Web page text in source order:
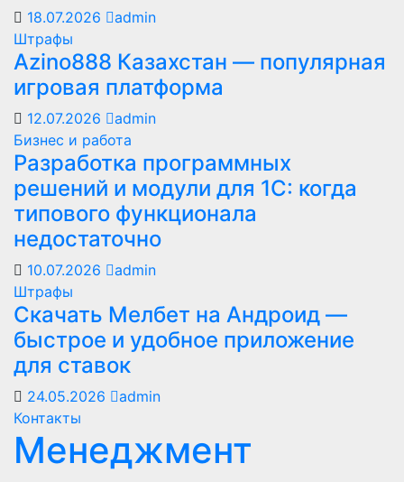
18.07.2026
admin
Штрафы
Azino888 Казахстан — популярная
игровая платформа
12.07.2026
admin
Бизнес и работа
Разработка программных
решений и модули для 1С: когда
типового функционала
недостаточно
10.07.2026
admin
Штрафы
Скачать Мелбет на Андроид —
быстрое и удобное приложение
для ставок
24.05.2026
admin
Контакты
Менеджмент